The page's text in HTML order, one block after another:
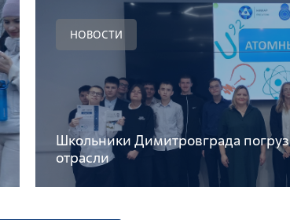
НОВОСТИ
Школьники Димитровграда
отрасли